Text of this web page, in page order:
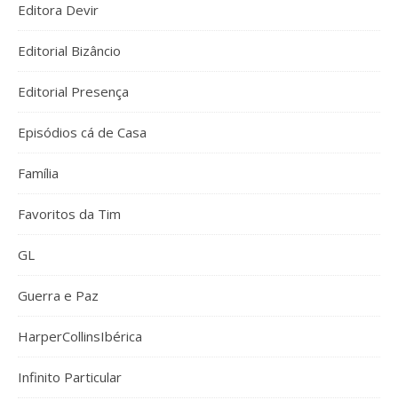
Editora Devir
Editorial Bizâncio
Editorial Presença
Episódios cá de Casa
Família
Favoritos da Tim
GL
Guerra e Paz
HarperCollinsIbérica
Infinito Particular